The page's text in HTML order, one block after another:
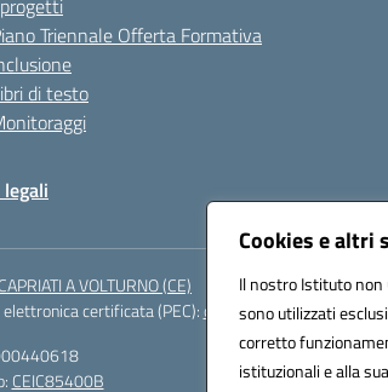
Cookies e altri
Il nostro Istituto
sono utilizzati
corretto
istituzionali e alla
Triennale Offerta Formativa
di testo
A VOLTURNO (CE)
certificata (PEC):
CEIC85400B